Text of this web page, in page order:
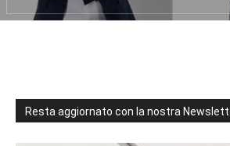
Resta aggiornato con la nostra